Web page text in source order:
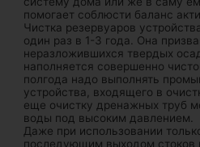
помогает соблюсти баланс
Чистка резервуаров
один раз в 1-3 года. Она
неразложившихся твердых
наполняется совершенно
полгода надо выполнять
устройства, входящего в
еще очистку дренажных труб
воды под высоким давлением.
Даже при использовании
последующим выходом стоков